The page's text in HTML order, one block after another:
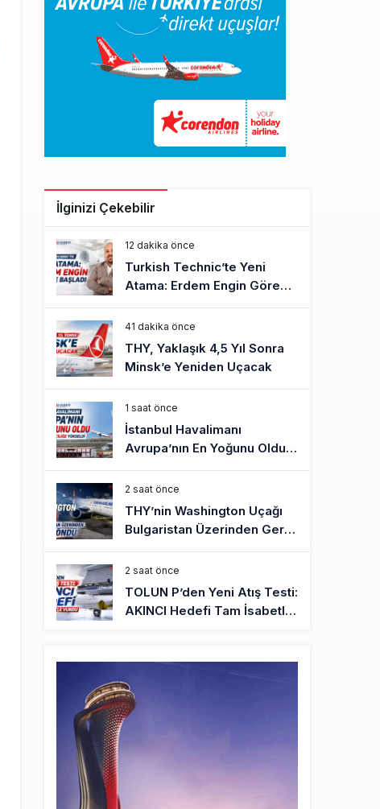
İlginizi Çekebilir
12 dakika önce
Turkish Technic’te Yeni
Atama: Erdem Engin Göreve
Başladı
41 dakika önce
THY, Yaklaşık 4,5 Yıl Sonra
Minsk’e Yeniden Uçacak
1 saat önce
İstanbul Havalimanı
Avrupa’nın En Yoğunu Oldu,
Dünyada 7’nciliğe Yükseldi
2 saat önce
THY’nin Washington Uçağı
Bulgaristan Üzerinden Geri
Döndü
2 saat önce
TOLUN P’den Yeni Atış Testi:
AKINCI Hedefi Tam İsabetle
Türkiye’nin Milli Motor
Projelerinde Yeni Dönem:
TEI TEKNOLOJİ Kuruldu
18 saat önce
SunExpress Günlük Yolcu
Rekorunu 72 Bin 340’a
Çıkardı